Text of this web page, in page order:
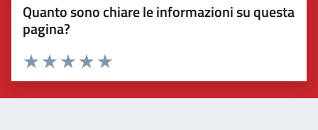
Quanto sono chiare le informazioni su questa
pagina?
Valuta 5 stelle su 5
Valuta 4 stelle su 5
Valuta 3 stelle su 5
Valuta 2 stelle su 5
Valuta 1 stelle su 5